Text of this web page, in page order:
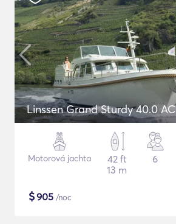
Linssen Grand Sturdy 40.0 AC
Motorová jachta
42 ft
13 m
6
$905 /noc